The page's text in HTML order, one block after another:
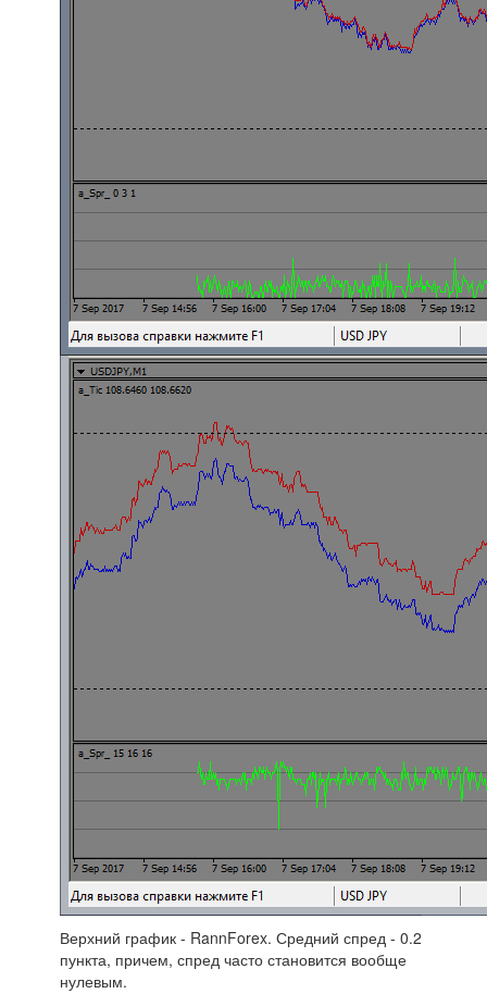
Верхний график - RannForex. Средний спред - 0.2
пункта, причем, спред часто становится вообще
нулевым.